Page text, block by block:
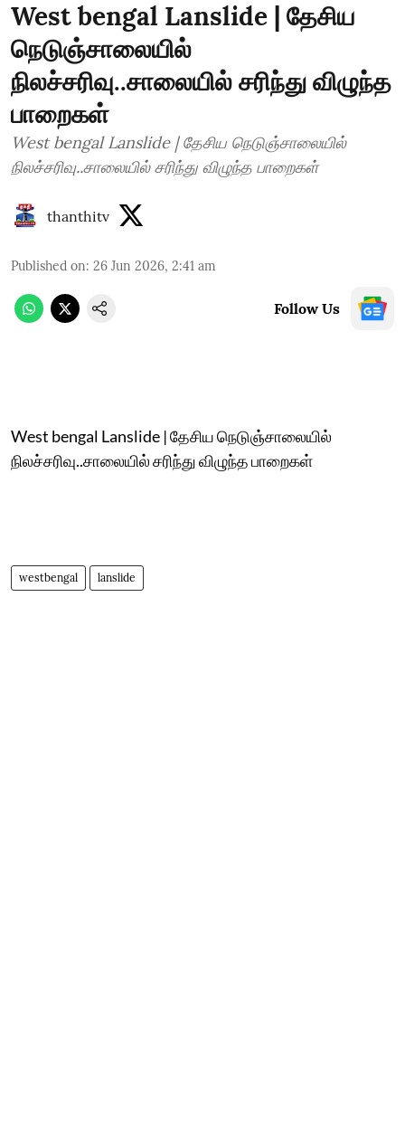
West bengal Lanslide | தேசிய
நெடுஞ்சாலையில்
நிலச்சரிவு..சாலையில் சரிந்து விழுந்த
பாறைகள்
West bengal Lanslide | தேசிய நெடுஞ்சாலையில்
நிலச்சரிவு..சாலையில் சரிந்து விழுந்த பாறைகள்
thanthitv
Published on: 26 Jun 2026, 2:41 am
Follow Us
West bengal Lanslide | தேசிய நெடுஞ்சாலையில்
நிலச்சரிவு..சாலையில் சரிந்து விழுந்த பாறைகள்
westbengal lanslide